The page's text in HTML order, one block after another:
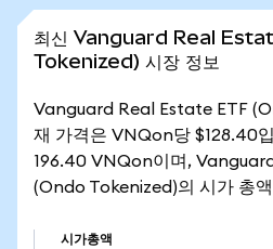
최신 Vanguard Real
Tokenized) 시장 정보
Vanguard Real Estate ETF
재 가격은 VNQon당 $128.40
196.40 VNQon이며,
(Ondo Tokenized)의 시가 총
시가총액